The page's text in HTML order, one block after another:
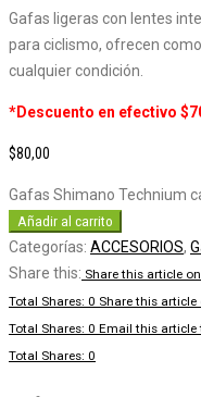
Gafas ligeras con lentes
para ciclismo, ofrecen
cualquier condición.
*Descuento en efectivo
$80,00
Gafas Shimano Technium
Añadir al carrito
Categorías: ACCESORIOS,
Share this: Share this article
Total Shares: 0 Share this article
Total Shares: 0 Email this article
Total Shares: 0